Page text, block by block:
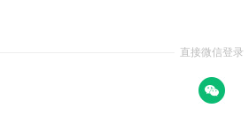
直接微信登录